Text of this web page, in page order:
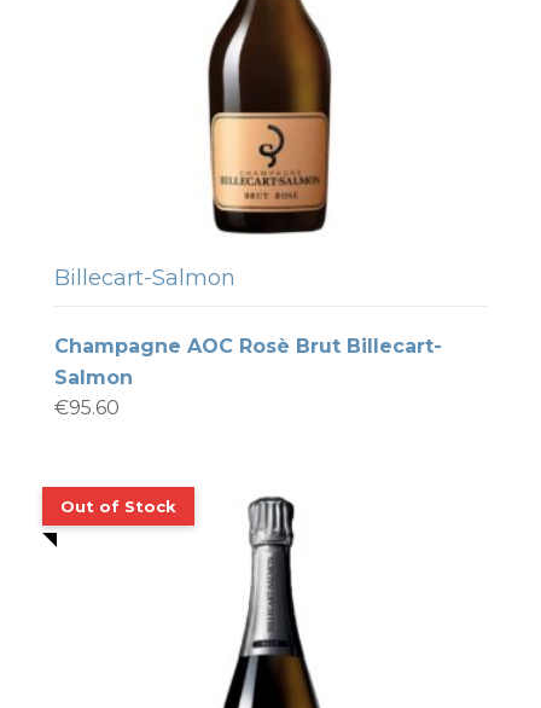
Billecart-Salmon
Champagne AOC Rosè Brut Billecart-
Salmon
€95.60